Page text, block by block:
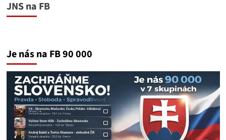
JNS na FB
Je nás na FB 90 000